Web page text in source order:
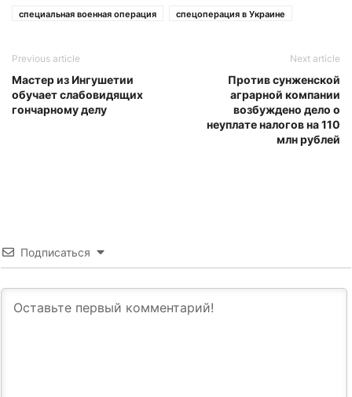
специальная военная операция
спецоперация в Украине
Previous article
Мастер из Ингушетии
обучает слабовидящих
гончарному делу
Next article
Против сунженской
аграрной компании
возбуждено дело о
неуплате налогов на 110
млн рублей
Подписаться